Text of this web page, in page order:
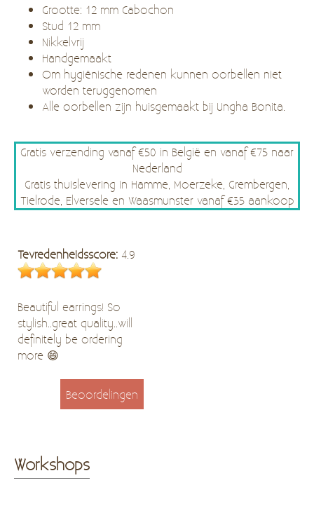
Workshops
Grootte: 12 mm Cabochon
Stud 12 mm
Nikkelvrij
Handgemaakt
Om hygiënische redenen kunnen oorbellen niet
worden teruggenomen
Alle oorbellen zijn huisgemaakt bij Ungha Bonita.
Gratis verzending vanaf €50 in België en vanaf €75 naar
Nederland
Gratis thuislevering in Hamme, Moerzeke, Grembergen,
Tielrode, Elversele en Waasmunster vanaf €35 aankoop
Tevredenheidsscore: 4.9
Beautiful earrings! So
stylish..great quality..will
definitely be ordering
more 😄
Beoordelingen